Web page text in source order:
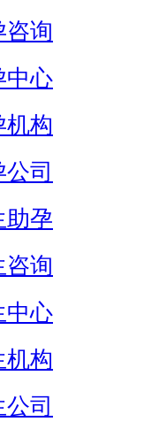
咨询
中心
机构
司
助孕
咨询
中心
机构
司